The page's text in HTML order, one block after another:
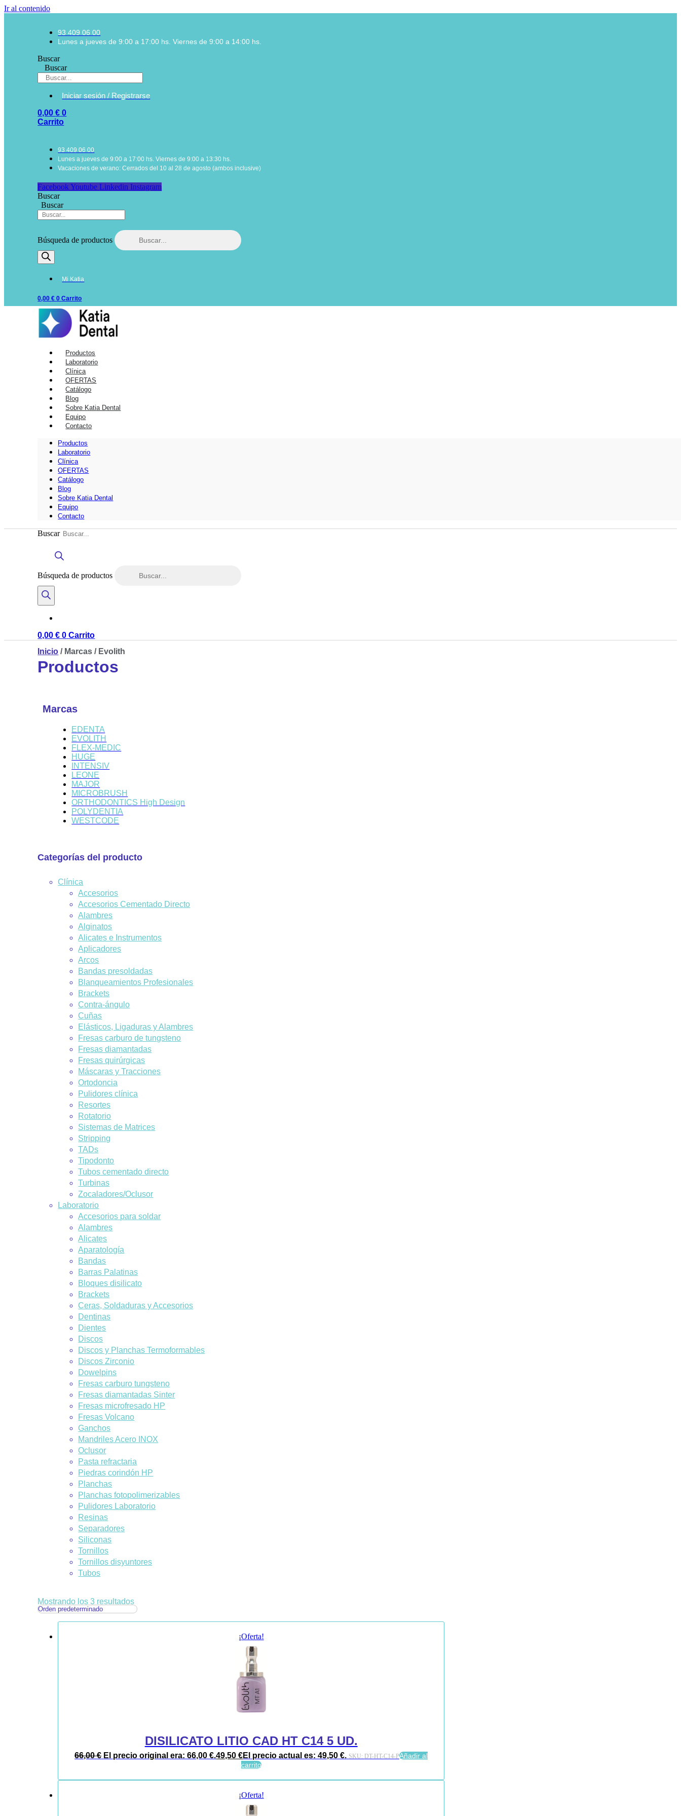
Ir al contenido
93 409 06 00
Lunes a jueves de 9:00 a 17:00 hs. Viernes de 9:00 a 14:00 hs.
Buscar
Buscar
Iniciar sesión / Registrarse
0,00€ 0
Carrito
93 409 06 00
Lunes a jueves de 9:00 a 17:00 hs. Viernes de 9:00 a 13:30 hs.
Vacaciones de verano: Cerrados del 10 al 28 de agosto (ambos inclusive)
Facebook Youtube Linkedin Instagram
Buscar
Buscar
Búsqueda de productos
Mi Katia
0,00€ 0 Carrito
Productos
Laboratorio
Clínica
OFERTAS
Catálogo
Blog
Sobre Katia Dental
Equipo
Contacto
Productos
Laboratorio
Clínica
OFERTAS
Catálogo
Blog
Sobre Katia Dental
Equipo
Contacto
Buscar
Búsqueda de productos
0,00€ 0 Carrito
Inicio / Marcas / Evolith
Productos
Marcas
EDENTA
EVOLITH
FLEX-MEDIC
HUGE
INTENSIV
LEONE
MAJOR
MICROBRUSH
ORTHODONTICS High Design
POLYDENTIA
WESTCODE
Categorías del producto
Clínica
Accesorios
Accesorios Cementado Directo
Alambres
Alginatos
Alicates e Instrumentos
Aplicadores
Arcos
Bandas presoldadas
Blanqueamientos Profesionales
Brackets
Contra-ángulo
Cuñas
Elásticos, Ligaduras y Alambres
Fresas carburo de tungsteno
Fresas diamantadas
Fresas quirúrgicas
Máscaras y Tracciones
Ortodoncia
Pulidores clínica
Resortes
Rotatorio
Sistemas de Matrices
Stripping
TADs
Tipodonto
Tubos cementado directo
Turbinas
Zocaladores/Oclusor
Laboratorio
Accesorios para soldar
Alambres
Alicates
Aparatología
Bandas
Barras Palatinas
Bloques disilicato
Brackets
Ceras, Soldaduras y Accesorios
Dentinas
Dientes
Discos
Discos y Planchas Termoformables
Discos Zirconio
Dowelpins
Fresas carburo tungsteno
Fresas diamantadas Sinter
Fresas microfresado HP
Fresas Volcano
Ganchos
Mandriles Acero INOX
Oclusor
Pasta refractaria
Piedras corindón HP
Planchas
Planchas fotopolimerizables
Pulidores Laboratorio
Resinas
Separadores
Siliconas
Tornillos
Tornillos disyuntores
Tubos
Mostrando los 3 resultados
¡Oferta!
DISILICATO LITIO CAD HT C14 5 UD.
66,00€ El precio original era: 66,00 €.49,50€El precio actual es: 49,50 €. SKU: DT-HT-C14-PAñadir al
carrito
¡Oferta!